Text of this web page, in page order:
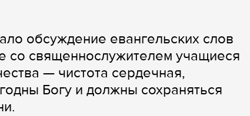
обсуждение евангельских слов
со священнослужителем учащиеся
— чистота сердечная,
Богу и должны сохраняться